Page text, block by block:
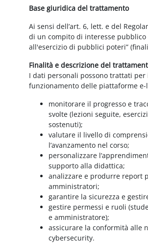
Base giuridica del trattamento
Ai sensi dell’art. 6, lett. e del
di un compito di interesse pubblico
all'esercizio di pubblici poteri”
Finalità e descrizione del
I dati personali possono trattati
funzionamento delle piattaforme
monitorare il progresso e
svolte (lezioni seguite,
sostenuti);
valutare il livello di
l’avanzamento nel corso;
personalizzare
supporto alla didattica;
analizzare e produrre report
amministratori;
garantire la sicurezza e
gestire permessi e ruoli
e amministratore);
assicurare la conformità alle
cybersecurity.